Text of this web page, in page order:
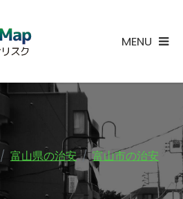
MENU
富山県の治安
富山市の治安